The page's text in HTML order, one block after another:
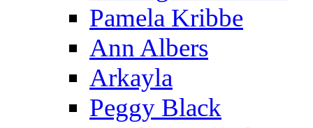
Pamela Kribbe
Ann Albers
Arkayla
Peggy Black